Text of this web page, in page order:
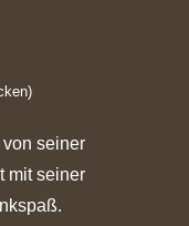
seiner
mit seiner